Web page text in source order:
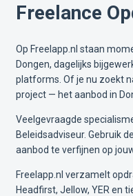
Freelance
Op Freelapp.nl staan
Dongen, dagelijks
platforms. Of je nu zoekt
project — het aanbod in
Veelgevraagde
Beleidsadviseur. Gebruik
aanbod te verfijnen op
Freelapp.nl verzamelt
Headfirst, Jellow, YER en